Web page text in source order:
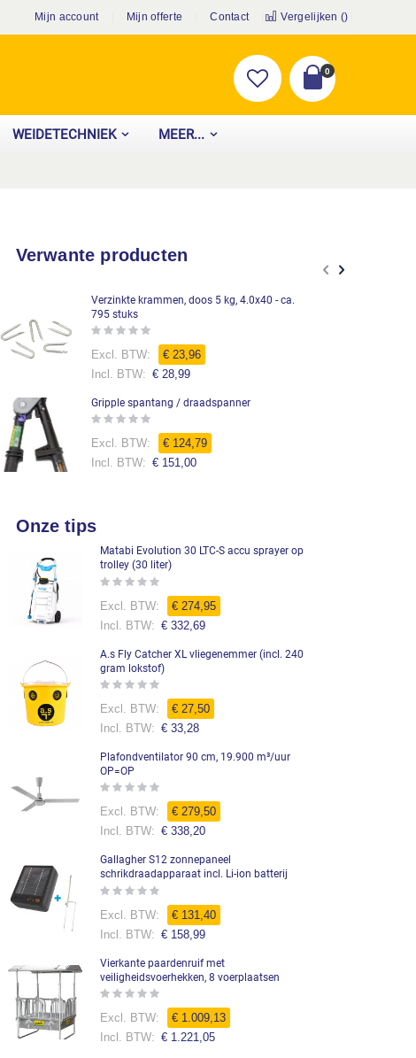
Mijn account Mijn offerte Contact Vergelijken ()
Cart
0producten
WEIDETECHNIEK MEER...
Verwante producten
Verzinkte krammen, doos 5 kg, 4.0x40 - ca.
795 stuks
Rating:
€ 23,96
€ 28,99
Gripple spantang / draadspanner
Rating:
€ 124,79
€ 151,00
Onze tips
Matabi Evolution 30 LTC-S accu sprayer op
trolley (30 liter)
Rating:
€ 274,95
€ 332,69
A.s Fly Catcher XL vliegenemmer (incl. 240
gram lokstof)
Rating:
€ 27,50
€ 33,28
Plafondventilator 90 cm, 19.900 m³/uur
OP=OP
Rating:
€ 279,50
€ 338,20
Gallagher S12 zonnepaneel
schrikdraadapparaat incl. Li-ion batterij
Rating:
€ 131,40
Speciale
€ 158,99
Vierkante paardenruif met
veiligheidsvoerhekken, 8 voerplaatsen
Rating:
€ 1.009,13
Speciale
€ 1.221,05